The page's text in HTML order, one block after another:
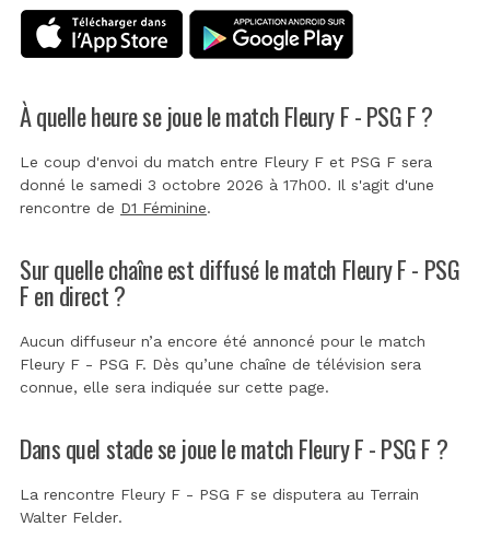
À quelle heure se joue le match Fleury F - PSG F ?
Le coup d'envoi du match entre Fleury F et PSG F sera
donné le samedi 3 octobre 2026 à 17h00. Il s'agit d'une
rencontre de D1 Féminine.
Sur quelle chaîne est diffusé le match Fleury F - PSG
F en direct ?
Aucun diffuseur n’a encore été annoncé pour le match
Fleury F - PSG F. Dès qu’une chaîne de télévision sera
connue, elle sera indiquée sur cette page.
Dans quel stade se joue le match Fleury F - PSG F ?
La rencontre Fleury F - PSG F se disputera au Terrain
Walter Felder.